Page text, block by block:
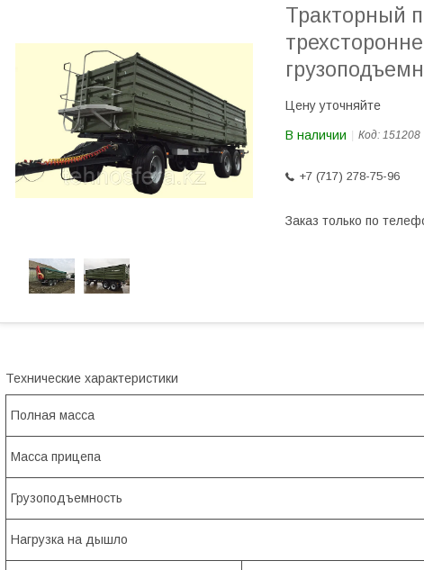
Тракторный
Цену уточняйте
В наличии Код: 151208
+7 (717) 278-75-96
Заказ только по
Технические характеристики
Полная масса
Масса прицепа
Грузоподъемность
Нагрузка на дышло